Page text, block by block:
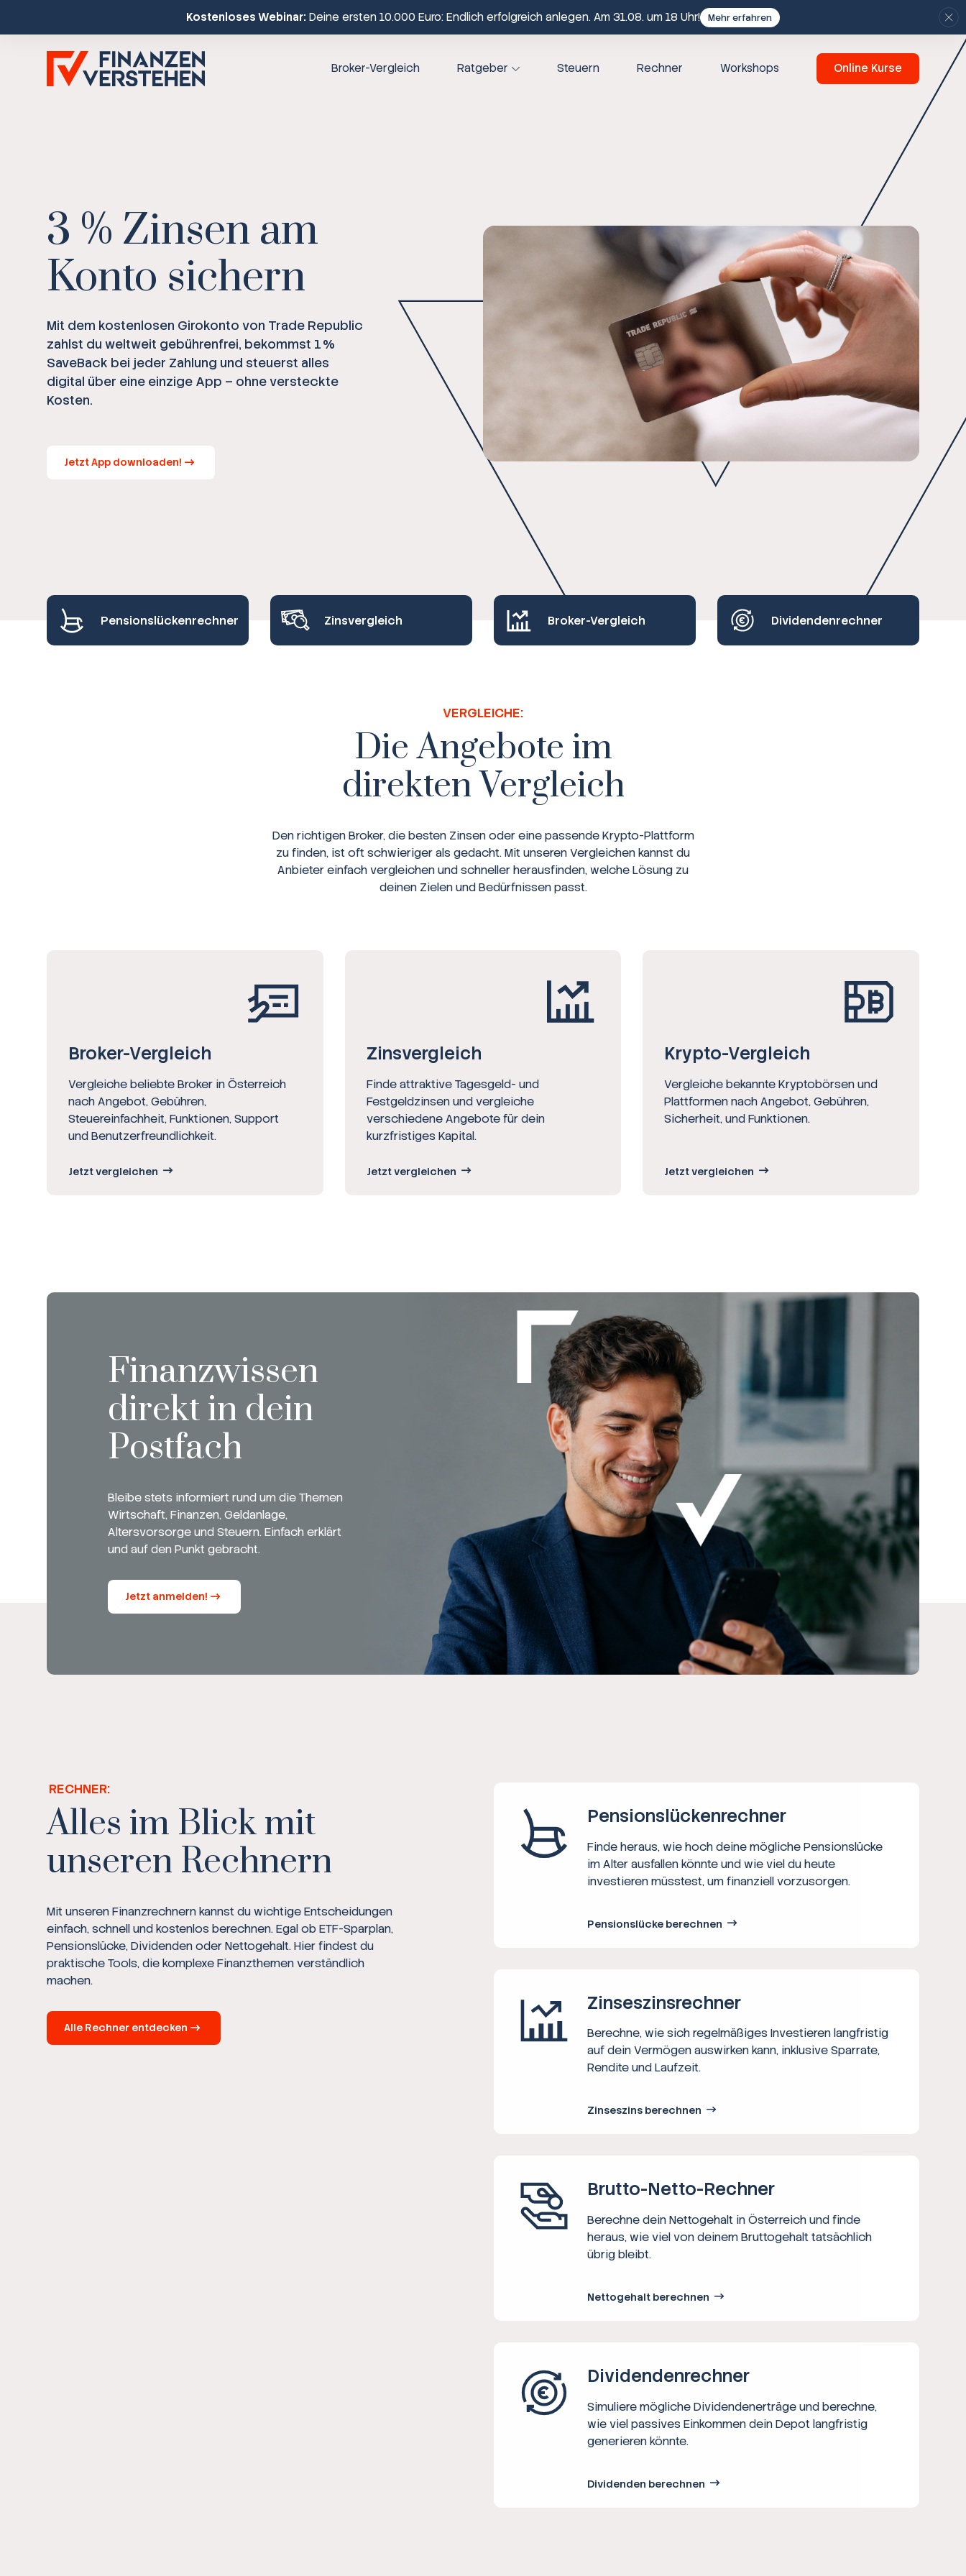
Kostenloses Webinar: Deine ersten 10.000 Euro: Endlich erfolgreich anlegen. Am 31.08. um 18 Uhr! Mehr erfahren
Broker-Vergleich Ratgeber Steuern Rechner Workshops Online Kurse
Broker-Vergleich
Zinsvergleich
Ratgeber
Steuern
3 % Zinsen am
Konto sichern
Mit dem kostenlosen Girokonto von Trade Republic
zahlst du weltweit gebührenfrei, bekommst 1 %
SaveBack bei jeder Zahlung und steuerst alles
digital über eine einzige App – ohne versteckte
Kosten.
Jetzt App downloaden!
Pensionslückenrechner Zinsvergleich Broker-Vergleich Dividendenrechner
VERGLEICHE:
Die Angebote im
direkten Vergleich
Den richtigen Broker, die besten Zinsen oder eine passende Krypto-Plattform
zu finden, ist oft schwieriger als gedacht. Mit unseren Vergleichen kannst du
Anbieter einfach vergleichen und schneller herausfinden, welche Lösung zu
deinen Zielen und Bedürfnissen passt.
Broker-Vergleich
Vergleiche beliebte Broker in Österreich
nach Angebot, Gebühren,
Steuereinfachheit, Funktionen, Support
und Benutzerfreundlichkeit.
Jetzt vergleichen
Zinsvergleich
Finde attraktive Tagesgeld- und
Festgeldzinsen und vergleiche
verschiedene Angebote für dein
kurzfristiges Kapital.
Jetzt vergleichen
Krypto-Vergleich
Vergleiche bekannte Kryptobörsen und
Plattformen nach Angebot, Gebühren,
Sicherheit, und Funktionen.
Jetzt vergleichen
Finanzwissen
direkt in dein
Postfach
Bleibe stets informiert rund um die Themen
Wirtschaft, Finanzen, Geldanlage,
Altersvorsorge und Steuern. Einfach erklärt
und auf den Punkt gebracht.
Jetzt anmelden!
RECHNER:
Alles im Blick mit
unseren Rechnern
Mit unseren Finanzrechnern kannst du wichtige Entscheidungen
einfach, schnell und kostenlos berechnen. Egal ob ETF-Sparplan,
Pensionslücke, Dividenden oder Nettogehalt. Hier findest du
praktische Tools, die komplexe Finanzthemen verständlich
machen.
Alle Rechner entdecken
Pensions­lücken­rechner
Finde heraus, wie hoch deine mögliche Pensionslücke
im Alter ausfallen könnte und wie viel du heute
investieren müsstest, um finanziell vorzusorgen.
Pensionslücke berechnen
Zinseszins­rechner
Berechne, wie sich regelmäßiges Investieren langfristig
auf dein Vermögen auswirken kann, inklusive Sparrate,
Rendite und Laufzeit.
Zinseszins berechnen
Brutto-Netto-­Rechner
Berechne dein Nettogehalt in Österreich und finde
heraus, wie viel von deinem Bruttogehalt tatsächlich
übrig bleibt.
Nettogehalt berechnen
Dividenden­rechner
Simuliere mögliche Dividendenerträge und berechne,
wie viel passives Einkommen dein Depot langfristig
generieren könnte.
Dividenden berechnen